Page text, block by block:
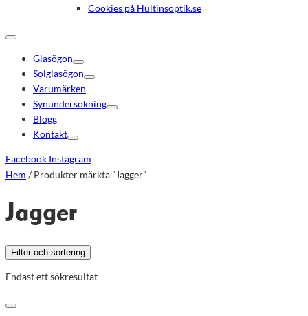
Cookies på Hultinsoptik.se
Glasögon
Solglasögon
Varumärken
Synundersökning
Blogg
Kontakt
Facebook Instagram
Hem / Produkter märkta ”Jagger”
Jagger
Filter och sortering
Endast ett sökresultat